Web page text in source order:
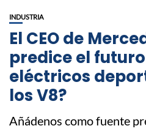
INDUSTRIA
El CEO de
predice el
eléctricos
los V8?
Añádenos como fuente